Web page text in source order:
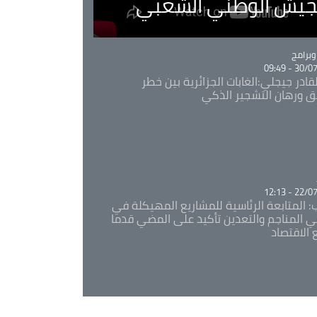
30/07/
جيجلي:الغابات الجزائرية بين خطر
ورهان التشجير الذكي
22/07/
المتابعة الرئاسية للمشاريع المهيكلة في
المناجم والتعدين تأكيد على المضي قدما
الاقتصاد